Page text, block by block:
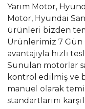
Yarım Motor,
Motor, Hyundai
ürünleri bizden
Ürünlerimiz 7 Gün
avantajıyla hızlı
Sunulan motorlar
kontrol edilmiş ve
manuel olarak
standartlarını